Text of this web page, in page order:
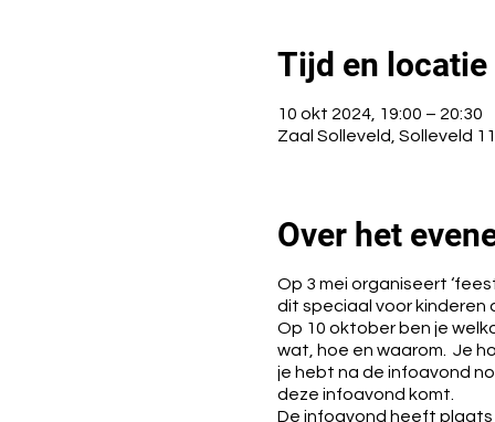
Tijd en locatie
10 okt 2024, 19:00 – 20:30
Zaal Solleveld, Solleveld
Over het
Op 3 mei organiseert
dit speciaal voor kinderen
Op 10 oktober ben je
wat, hoe en waarom. Je
je hebt na de infoavond
deze infoavond komt.
De infoavond heeft plaats